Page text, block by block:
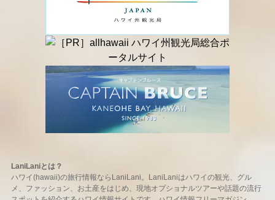
LaniLaniとは？
ハワイ(hawaii)の旅行情報ならLaniLani。LaniLaniはハワイの観光、グル
メ、ファッション、お土産をはじめ、現地オプショナルツアーや話題の流行